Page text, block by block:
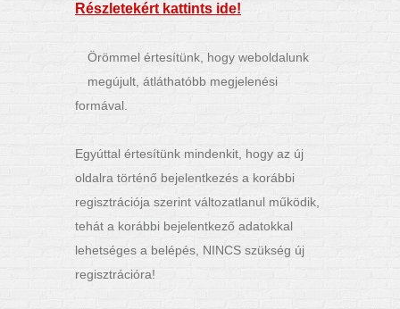
Részletekért kattints ide!
Örömmel értesítünk, hogy weboldalunk
megújult, átláthatóbb megjelenési
formával.
Egyúttal értesítünk mindenkit, hogy az új
oldalra történő bejelentkezés a korábbi
regisztrációja szerint változatlanul működik,
tehát a korábbi bejelentkező adatokkal
lehetséges a belépés, NINCS szükség új
regisztrációra!